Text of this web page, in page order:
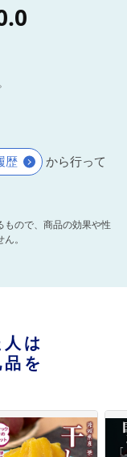
歴
から行って
ので、商品の効果や性
。
は
を